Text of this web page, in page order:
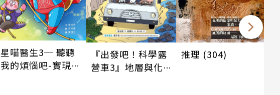
星喵醫生3─ 聽聽
我的煩惱吧-實現自
『出發吧！科學露
營車3』地層與化
推理 (304)